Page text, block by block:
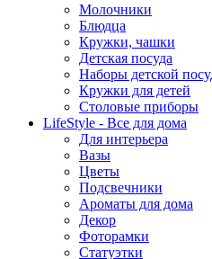
Молочники
Блюдца
Кружки, чашки
Детская посуда
Наборы детской
Кружки для детей
Столовые приборы
LifeStyle - Все для дома
Для интерьера
Вазы
Цветы
Подсвечники
Ароматы для дома
Декор
Фоторамки
Статуэтки